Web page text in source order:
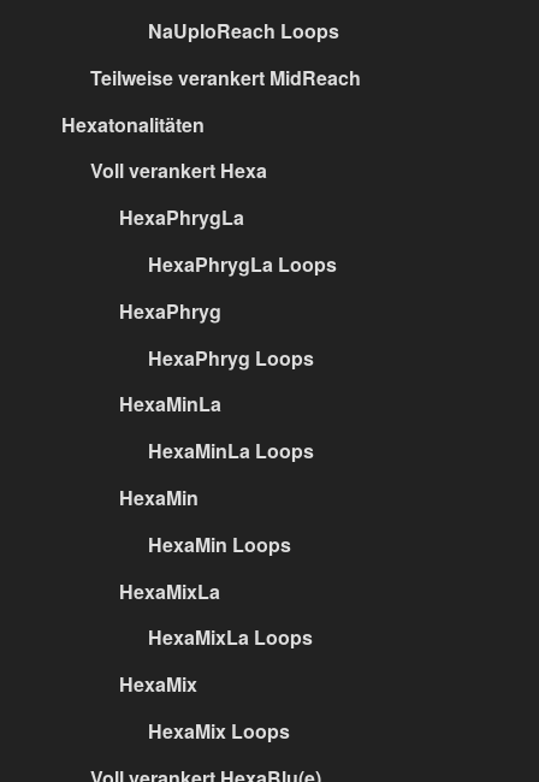
NaUploReach Loops
Teilweise verankert MidReach
Hexatonalitäten
Voll verankert Hexa
HexaPhrygLa
HexaPhrygLa Loops
HexaPhryg
HexaPhryg Loops
HexaMinLa
HexaMinLa Loops
HexaMin
HexaMin Loops
HexaMixLa
HexaMixLa Loops
HexaMix
HexaMix Loops